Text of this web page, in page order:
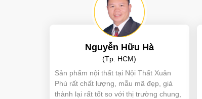
Nguyễn Hữu Hà
(Tp. HCM)
Sản phẩm nội thất tại Nội Thất Xuân
Phú rất chất lượng, mẫu mã đẹp, giá
thành lại rất tốt so với thị trường chung,